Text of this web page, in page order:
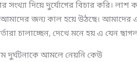
সংখ্যা দিয়ে দুর্যোগের বিচার করি।
আমাদের জন্য কাল হয়ে উঠছে।
চালাচ্ছেন, দেখে মনে হয় এ যেন
দুর্ঘটনাকে আমলে নেয়নি কেউ